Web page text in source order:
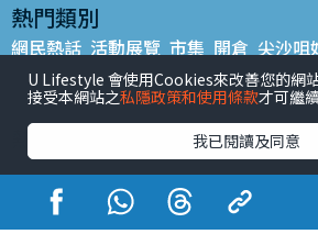
熱門類別
網民熱話 活動展覽 市集 開倉 尖沙咀
銅鑼灣好去處 元朗好去處 荃灣好去處
餐廳情報 戶外郊遊
熱門標籤
#UGO搵好去處 #人氣活動推介 #美食
#親子玩樂好去處
#ULifestyle應用程式
#UJetso禮物放送
#ULifestyle商戶中心
U Lifestyle 會使用Cookies來改善您的網
接受本網站之私隱政策和使用條款才可繼
我已閱讀及同意